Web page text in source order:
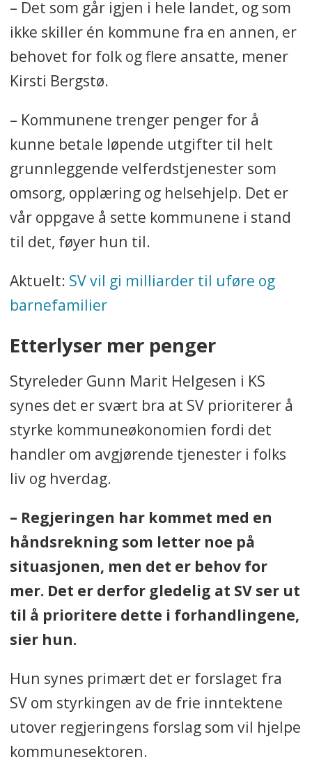
– Det som går igjen i hele landet, og som
ikke skiller én kommune fra en annen, er
behovet for folk og flere ansatte, mener
Kirsti Bergstø.
– Kommunene trenger penger for å
kunne betale løpende utgifter til helt
grunnleggende velferdstjenester som
omsorg, opplæring og helsehjelp. Det er
vår oppgave å sette kommunene i stand
til det, føyer hun til.
Aktuelt: SV vil gi milliarder til uføre og
barnefamilier
Etterlyser mer penger
Styreleder Gunn Marit Helgesen i KS
synes det er svært bra at SV prioriterer å
styrke kommuneøkonomien fordi det
handler om avgjørende tjenester i folks
liv og hverdag.
– Regjeringen har kommet med en
håndsrekning som letter noe på
situasjonen, men det er behov for
mer. Det er derfor gledelig at SV ser ut
til å prioritere dette i forhandlingene,
sier hun.
Hun synes primært det er forslaget fra
SV om styrkingen av de frie inntektene
utover regjeringens forslag som vil hjelpe
kommunesektoren.